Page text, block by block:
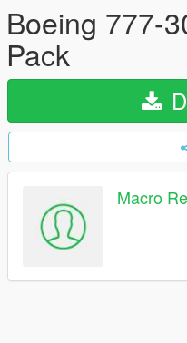
Boeing 777-
Pack
Macro